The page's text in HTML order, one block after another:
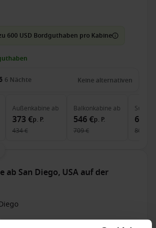
600 USD Bordguthaben pro Kabine
6 Nächte Keine alternativen
Außenkabine ab
373 €p. P.
434 €
Balkonkabine ab
546 €p. P.
709 €
Suite
678 €
807 €
ab San Diego, USA auf der